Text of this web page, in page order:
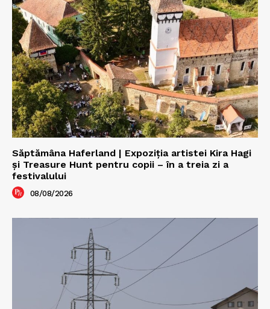
Săptămâna Haferland | Expoziţia artistei Kira Hagi
şi Treasure Hunt pentru copii – în a treia zi a
festivalului
08/08/2026